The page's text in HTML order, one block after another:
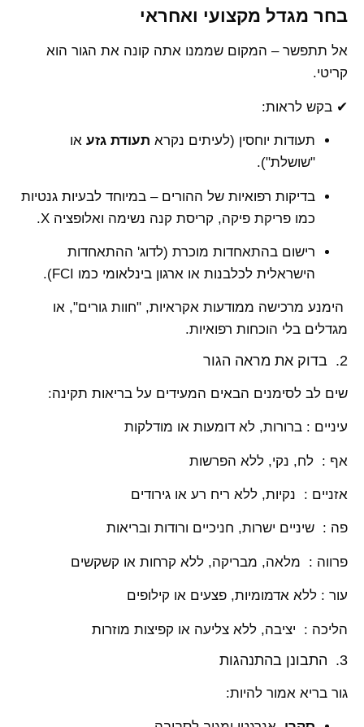
בחר מגדל מקצועי ואחראי
אל תתפשר – המקום שממנו אתה קונה את הגור הוא
קריטי.
✔ בקש לראות:
תעודות יוחסין (לעיתים נקרא תעודת גזע או
"שושלת").
בדיקות רפואיות של ההורים – במיוחד לבעיות גנטיות
כמו פריקת פיקה, קריסת קנה נשימה ואלופציה X.
רישום בהתאחדות מוכרת (לדוג' ההתאחדות
הישראלית לכלבנות או ארגון בינלאומי כמו FCI).
הימנע מרכישה ממודעות אקראיות, "חוות גורים", או
מגדלים בלי הוכחות רפואיות.
2. בדוק את מראה הגור
שים לב לסימנים הבאים המעידים על בריאות תקינה:
עיניים : ברורות, לא דומעות או מודלקות
אף : לח, נקי, ללא הפרשות
אזניים : נקיות, ללא ריח רע או גירודים
פה : שיניים ישרות, חניכיים ורודות ובריאות
פרווה : מלאה, מבריקה, ללא קרחות או קשקשים
עור : ללא אדמומיות, פצעים או קילופים
הליכה : יציבה, ללא צליעה או קפיצות מוזרות
3. התבונן בהתנהגות
גור בריא אמור להיות: